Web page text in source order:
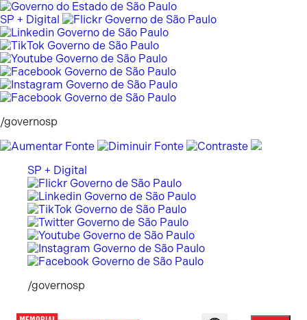
Pular
para
o
conteúdo
SP + Digital
/governosp
SP + Digital
/governosp